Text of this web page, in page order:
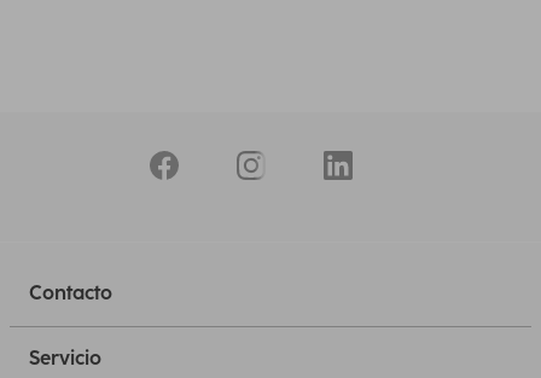
Contacto
Servicio